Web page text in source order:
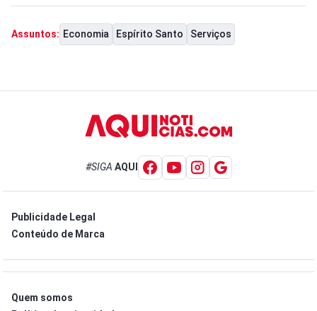
Assuntos: Economia Espírito Santo Serviços
#SIGA AQUI
Publicidade Legal
Conteúdo de Marca
Quem somos